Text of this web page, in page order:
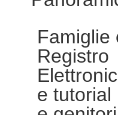
Famiglie
Registro
e tutorial